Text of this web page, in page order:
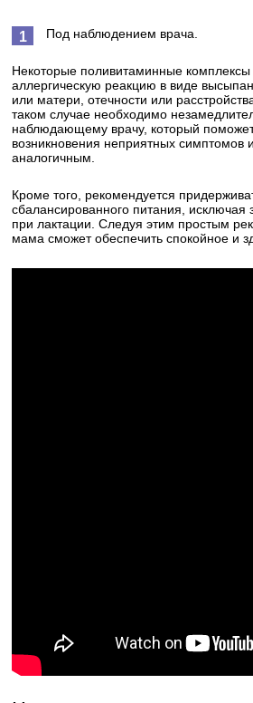
Под наблюдением врача.
Некоторые поливитаминные комплексы
аллергическую реакцию в виде
или матери, отечности или
таком случае необходимо
наблюдающему врачу, который
возникновения неприятных симптомов
аналогичным.
Кроме того, рекомендуется
сбалансированного питания,
при лактации. Следуя этим простым
мама сможет обеспечить спокойное и